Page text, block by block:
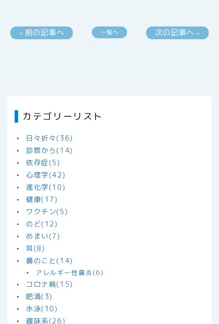
« 前の記事へ 一覧へ 次の記事へ »
カテゴリーリスト
日々折々(36)
診察から(14)
依存症(5)
心理学(42)
進化学(10)
健康(17)
ワクチン(5)
のど(12)
めまい(7)
耳(8)
鼻のこと(14)
アレルギー性鼻炎(6)
コロナ禍(15)
肥満(3)
水泳(10)
趣味系(26)